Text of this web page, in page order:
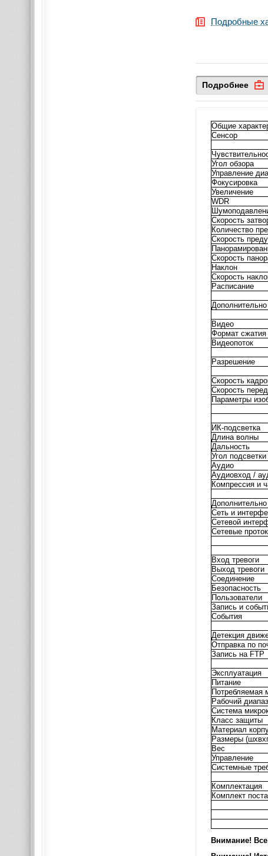
Подробные
Подробнее
Общие
Сенсор
Угол обзора
Управление
Фокусировка
Увеличение
WDR
Скорость
Количество
Скорость
Скорость
Наклон
Скорость
Расписание
Дополнительно
Видео
Формат сжатия
Видеопоток
Разрешение
Скорость
Скорость
Параметры
ИК-подсветка
Длина волны
Дальность
Угол подсветки
Аудио
Аудиовход /
Компрессия и
Дополнительно
Сеть и
Сетевой
Сетевые
Вход тревоги
Выход тревоги
Соединение
Безопасность
Пользователи
Запись и
События
Детекция
Отправка по
Запись на FTP
Эксплуатация
Питание
Потребляемая
Рабочий
Система
Класс защиты
Материал
Размеры
Вес
Управление
Системные
Комплектация
Комплект
Внимание!